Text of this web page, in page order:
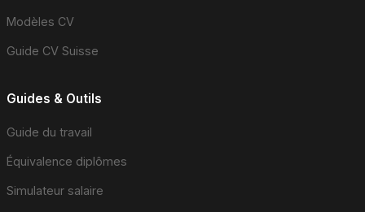
Modèles CV
Guide CV Suisse
Guides & Outils
Guide du travail
Équivalence diplômes
Simulateur salaire